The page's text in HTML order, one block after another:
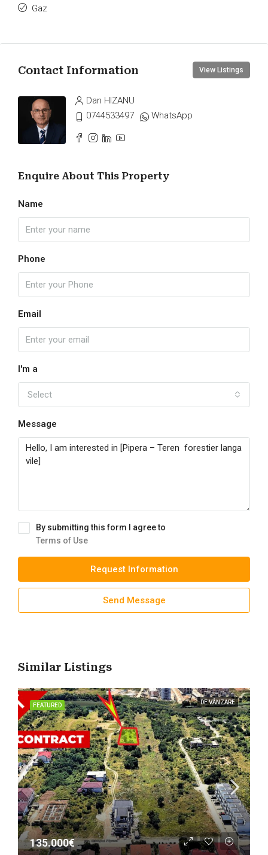
Gaz
Contact Information View Listings
Dan HIZANU
0744533497
WhatsApp
Enquire About This Property
Name
Phone
Email
I'm a
Select
Message
By submitting this form I agree to
Terms of Use
Request Information
Send Message
Similar Listings
FEATURED DE VÂNZARE
135.000€